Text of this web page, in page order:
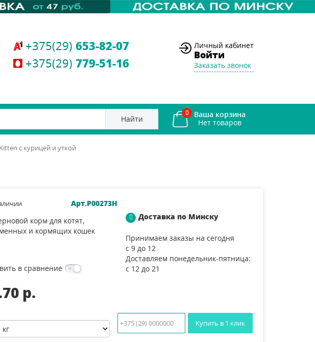
+375(29) 653-82-07
+375(29) 779-51-16
Личный кабинет
Войти
Заказать звонок
Найти
0 Ваша корзина
с курицей и уткой
Арт.P00273H
корм для котят,
и кормящих кошек
в сравнение
p.
Доставка по Минску
Принимаем заказы на сегодня
с 9 до 12
Доставляем понедельник-пятница:
с 12 до 21
Купить в 1 клик